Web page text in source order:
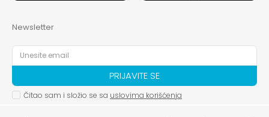
Newsletter
PRIJAVITE SE
Čitao sam i složio se sa uslovima korišćenja